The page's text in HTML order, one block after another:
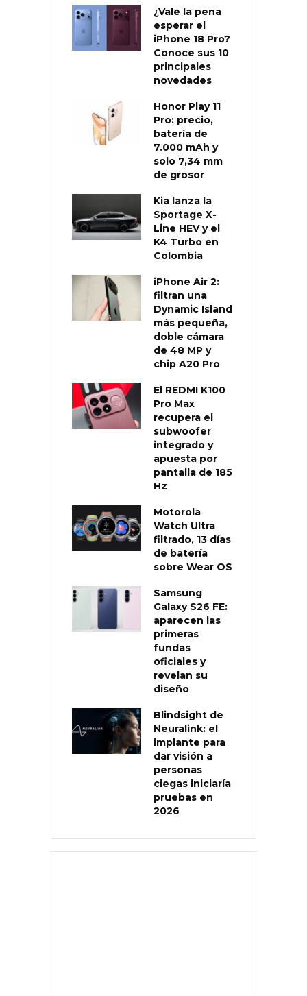
¿Vale la pena
esperar el
iPhone 18 Pro?
Conoce sus 10
principales
novedades
Honor Play 11
Pro: precio,
batería de
7.000 mAh y
solo 7,34 mm
de grosor
Kia lanza la
Sportage X-
Line HEV y el
K4 Turbo en
Colombia
iPhone Air 2:
filtran una
Dynamic Island
más pequeña,
doble cámara
de 48 MP y
chip A20 Pro
El REDMI K100
Pro Max
recupera el
subwoofer
integrado y
apuesta por
pantalla de 185
Hz
Motorola
Watch Ultra
filtrado, 13 días
de batería
sobre Wear OS
Samsung
Galaxy S26 FE:
aparecen las
primeras
fundas
oficiales y
revelan su
diseño
Blindsight de
Neuralink: el
implante para
dar visión a
personas
ciegas iniciaría
pruebas en
2026